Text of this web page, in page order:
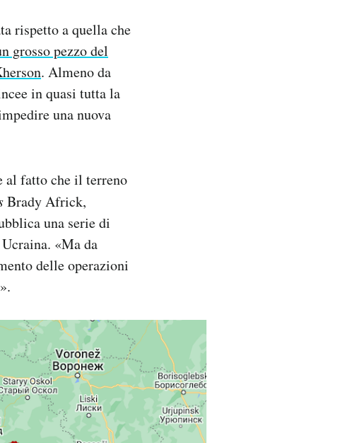
rispetto a quella che
grosso pezzo del
. Almeno da
in quasi tutta la
una nuova
al fatto che il terreno
Brady Africk,
una serie di
«Ma da
delle operazioni